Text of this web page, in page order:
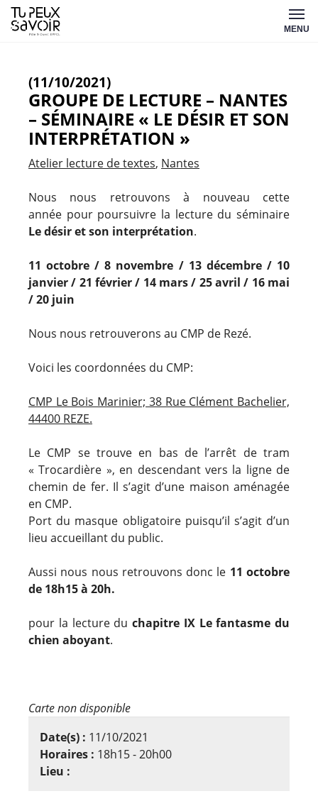
Aller
au
MENU
(11/10/2021)
GROUPE DE LECTURE – NANTES
– SÉMINAIRE « LE DÉSIR ET SON
INTERPRÉTATION »
Atelier lecture de textes Nantes
Nous nous retrouvons à nouveau cette
année pour poursuivre la lecture du séminaire
Le désir et son interprétation.
11 octobre /8 novembre / 13 décembre / 10
janvier / 21 février / 14 mars / 25 avril / 16 mai
/20 juin
Nous nous retrouverons au CMP de Rezé.
Voici les coordonnées du CMP:
CMP Le Bois Marinier; 38 Rue Clément Bachelier,
44400 REZE.
Le CMP se trouve en bas de l’arrêt de tram
« Trocardière », en descendant vers la ligne de
chemin de fer. Il s’agit d’une maison aménagée
en CMP.
Port du masque obligatoire puisqu’il s’agit d’un
lieu accueillant du public.
Aussi nous nous retrouvons donc le 11 octobre
de 18h15 à 20h.
pour la lecture du chapitre IX Le fantasme du
chien aboyant.
Carte non disponible
Date(s) : 11/10/2021
Horaires : 18h15 - 20h00
Lieu :